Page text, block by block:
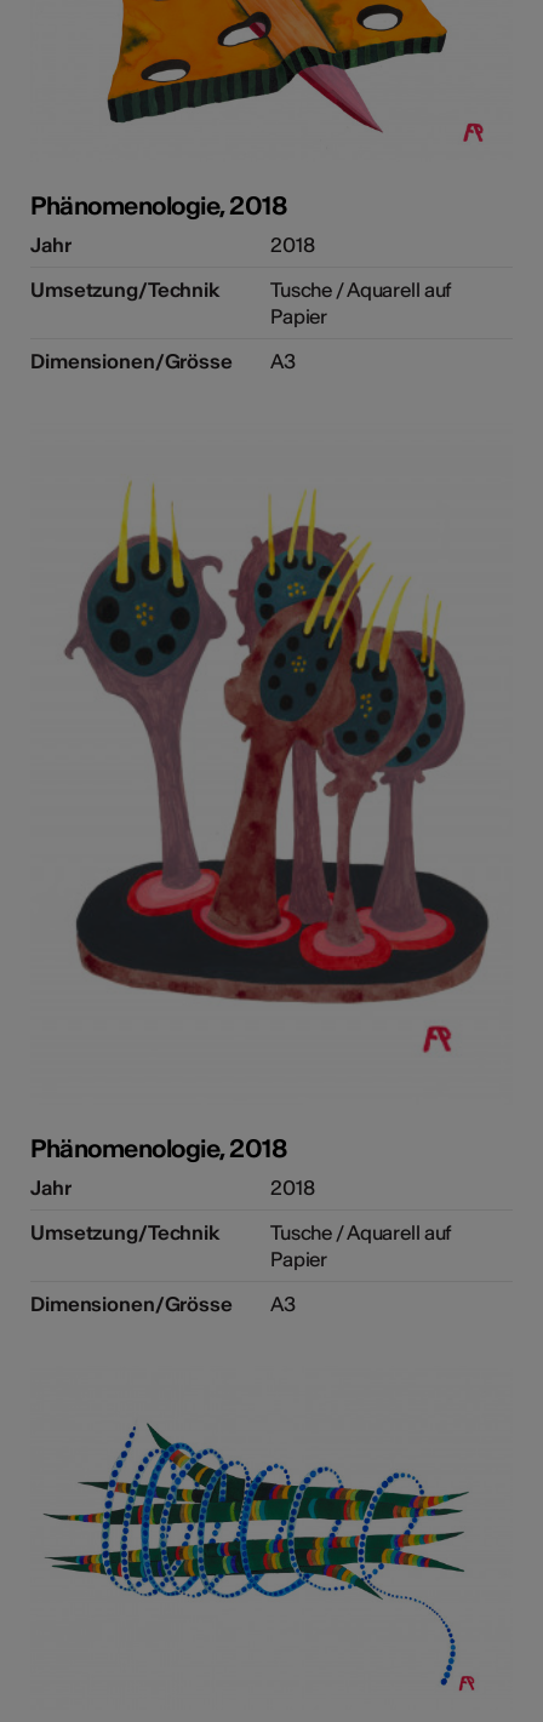
Phänomenologie, 2018
Jahr
2018
Umsetzung/Technik
Tusche / Aquarell auf
Papier
Dimensionen/Grösse
A3
Phänomenologie, 2018
Jahr
2018
Umsetzung/Technik
Tusche / Aquarell auf
Papier
Dimensionen/Grösse
A3